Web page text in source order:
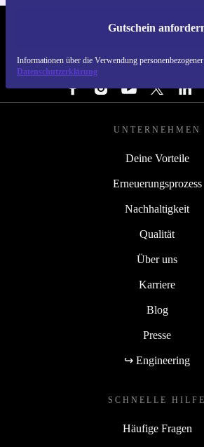
Gutschein
Informationen über die Verwendung
Datenschutzerklärung
REFURBED DEUTSCHLAND -
FOLGE UNS
UNTERNEHMEN
Deine Vorteile
Erneuerungsprozess
Nachhaltigkeit
Qualität
Über uns
Karriere
Blog
Presse
↪ Engineering
SCHNELLE HILFE
Häufige Fragen